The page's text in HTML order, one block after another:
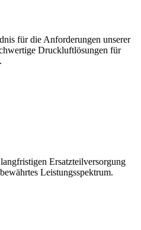
für die Anforderungen unserer
Druckluftlösungen für
Ersatzteilversorgung
Leistungsspektrum.